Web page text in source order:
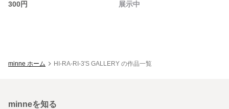
300円 展示中
minne ホーム HI-RA-RI-3'S GALLERY の作品一覧
minneを知る